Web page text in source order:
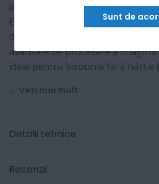
Sunt de
imagini pe minutși conectivitate
Ethernet), acest scaner
de lucru. Ecranul tactil
avansate de procesare a
ideal pentru birourile fără hârtie
Vezi mai mult
Detalii tehnice
Recenzii